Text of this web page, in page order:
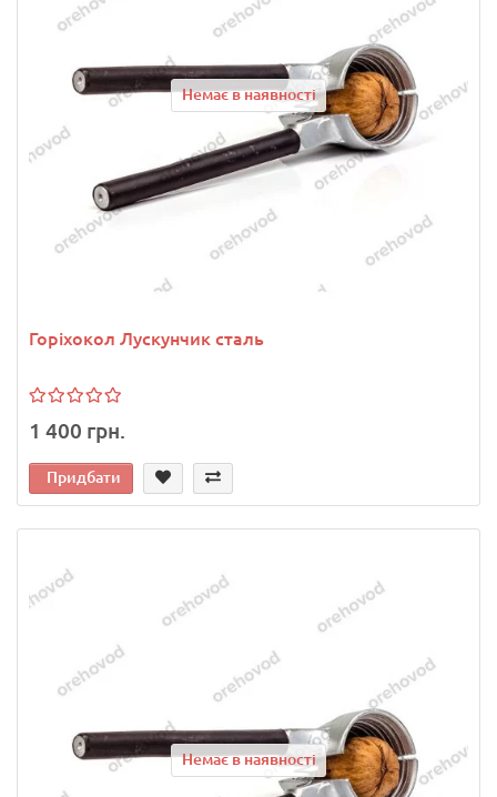
Немає в наявності
Горіхокол Лускунчик сталь
1 400 грн.
Придбати
Немає в наявності